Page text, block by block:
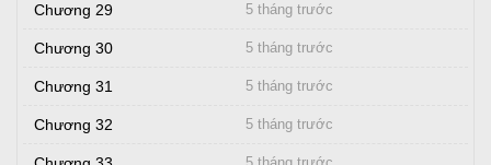
Chương 29 5 tháng trước
Chương 30 5 tháng trước
Chương 31 5 tháng trước
Chương 32 5 tháng trước